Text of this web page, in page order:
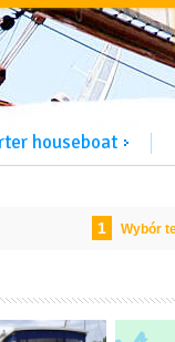
houseboat
1 Wybór